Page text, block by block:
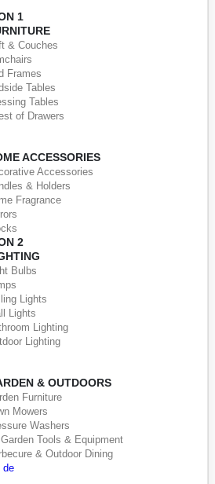
1
& Couches
Frames
Tables
Tables
of Drawers
ACCESSORIES
Accessories
& Holders
Fragrance
2
Bulbs
Lights
Lights
Lighting
Lighting
& OUTDOORS
Furniture
Mowers
Washers
Tools & Equipment
& Outdoor Dining